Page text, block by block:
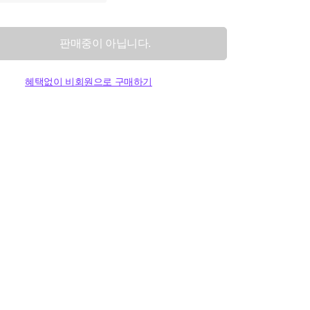
판매중이 아닙니다.
혜택없이 비회원으로 구매하기